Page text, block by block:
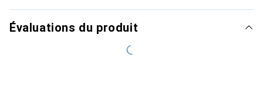
Évaluations du produit